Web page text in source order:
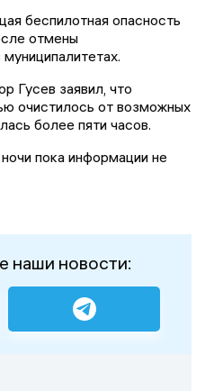
беспилотная опасность
отмены
муниципалитетах.
Гусев заявил, что
очистилось от возможных
более пяти часов.
пока информации не
наши новости: